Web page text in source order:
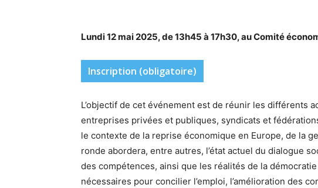
Lundi 12 mai 2025, de 13h45 à 17h30, au Comité
Inscription (obligatoire)
L’objectif de cet événement est de réunir les différents
entreprises privées et publiques, syndicats et
le contexte de la reprise économique en Europe, de la
ronde abordera, entre autres, l’état actuel du dialogue
des compétences, ainsi que les réalités de la
nécessaires pour concilier l’emploi, l’amélioration des